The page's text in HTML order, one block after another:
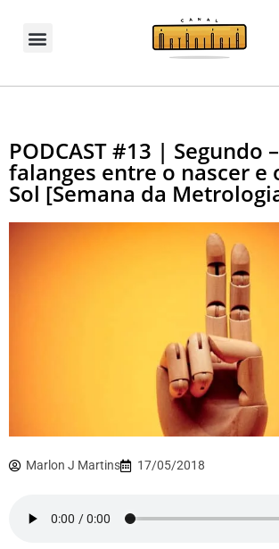
PODCAST #13 | Segundo
falanges entre o nascer e
Sol [Semana da
Marlon J Martins 17/05/2018